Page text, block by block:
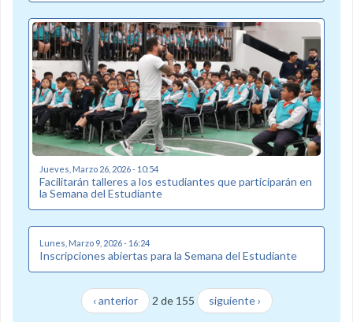
Jueves, Marzo 26, 2026 - 10:54
Facilitarán talleres a los estudiantes que participarán en
la Semana del Estudiante
Lunes, Marzo 9, 2026 - 16:24
Inscripciones abiertas para la Semana del Estudiante
‹ anterior 2 de 155 siguiente ›